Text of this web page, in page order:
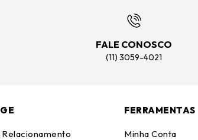
FALE CONOSCO
(11) 3059-4021
FERRAMENTAS
Minha Conta